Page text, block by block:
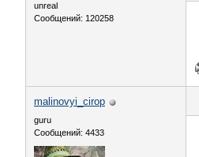
unreal
Сообщений: 120258
malinovyi_cirop
guru
Сообщений: 4433